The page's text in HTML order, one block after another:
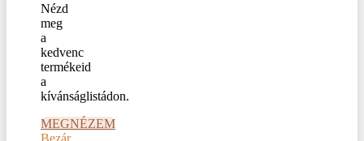
Nézd
meg
a
kedvenc
termékeid
a
kívánságlistádon.
MEGNÉZEM
Bezár